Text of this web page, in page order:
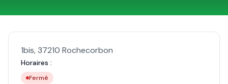
1bis,37210 Rochecorbon
Horaires :
Fermé